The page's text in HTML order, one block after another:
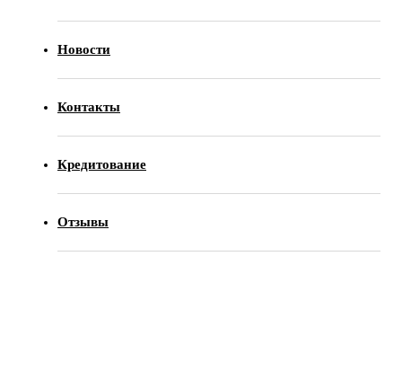
Новости
Контакты
Кредитование
Отзывы